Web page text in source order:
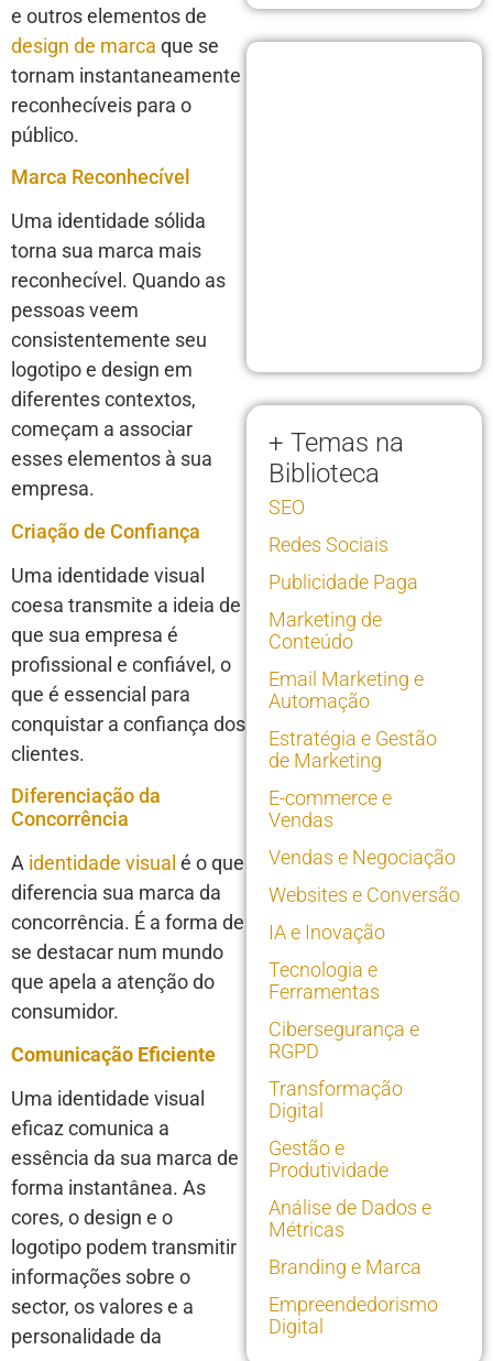
e outros elementos de
design de marca que se
tornam instantaneamente
reconhecíveis para o
público.
Marca Reconhecível
Uma identidade sólida
torna sua marca mais
reconhecível. Quando as
pessoas veem
consistentemente seu
logotipo e design em
diferentes contextos,
começam a associar
esses elementos à sua
empresa.
Criação de Confiança
Uma identidade visual
coesa transmite a ideia de
que sua empresa é
profissional e confiável, o
que é essencial para
conquistar a confiança dos
clientes.
Diferenciação da
Concorrência
A identidade visual é o que
diferencia sua marca da
concorrência. É a forma de
se destacar num mundo
que apela a atenção do
consumidor.
Comunicação Eficiente
Uma identidade visual
eficaz comunica a
essência da sua marca de
forma instantânea. As
cores, o design e o
logotipo podem transmitir
informações sobre o
sector, os valores e a
personalidade da
+ Temas na
Biblioteca
SEO
Redes Sociais
Publicidade Paga
Marketing de
Conteúdo
Email Marketing e
Automação
Estratégia e Gestão
de Marketing
E-commerce e
Vendas
Vendas e Negociação
Websites e Conversão
IA e Inovação
Tecnologia e
Ferramentas
Cibersegurança e
RGPD
Transformação
Digital
Gestão e
Produtividade
Análise de Dados e
Métricas
Branding e Marca
Empreendedorismo
Digital